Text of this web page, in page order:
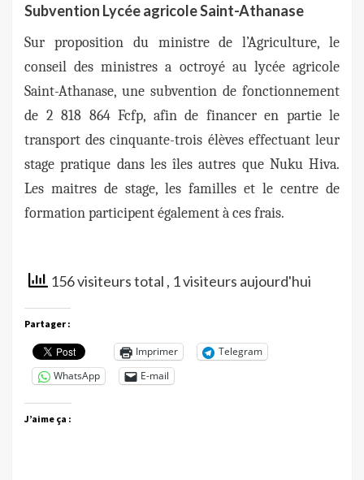
Subvention Lycée agricole Saint-Athanase
Sur proposition du ministre de l’Agriculture, le
conseil des ministres a octroyé au lycée agricole
Saint-Athanase, une subvention de fonctionnement
de 2 818 864 Fcfp, afin de financer en partie le
transport des cinquante-trois élèves effectuant leur
stage pratique dans les îles autres que Nuku Hiva.
Les maitres de stage, les familles et le centre de
formation participent également à ces frais.
156 visiteurs total , 1 visiteurs aujourd'hui
Partager :
Imprimer
Telegram
WhatsApp
E-mail
J’aime ça :